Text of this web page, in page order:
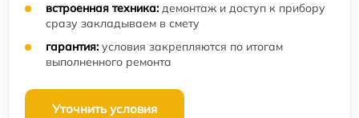
встроенная техника: демонтаж и доступ к прибору
сразу закладываем в смету
гарантия: условия закрепляются по итогам
выполненного ремонта
Уточнить условия